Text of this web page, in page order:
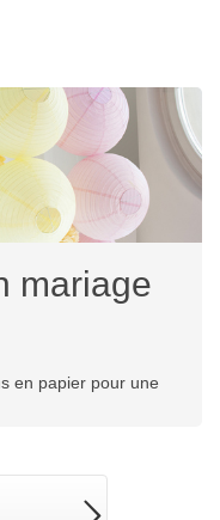
mariage
en papier pour une